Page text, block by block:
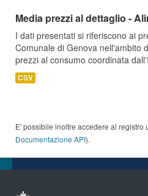
Media prezzi al dettaglio -
I dati presentati si riferiscono ai
Comunale di Genova nell'ambito
prezzi al consumo coordinata
CSV
E' possibile inoltre accedere al registro
Documentazione API).